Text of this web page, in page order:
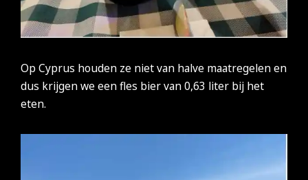
Op Cyprus houden ze niet van halve maatregelen en
dus krijgen we een fles bier van 0,63 liter bij het
eten.